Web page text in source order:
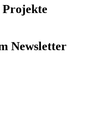
Projekte
Newsletter